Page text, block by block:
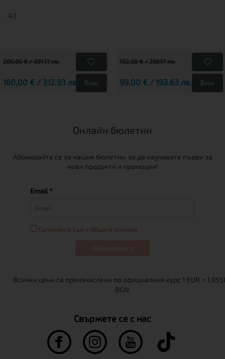
41
200,00 € / 391.17 лв.
160,00 € / 312.93 лв. Виж
132,00 € / 258.17 лв.
99,00 € / 193.63 лв. Виж
Онлайн бюлетин
Абонирайте се за нашия бюлетин, за да научавате първи за
нови продукти и промоции!
Email *
Съгласен/а съм с Общите условия
Свържете се с нас